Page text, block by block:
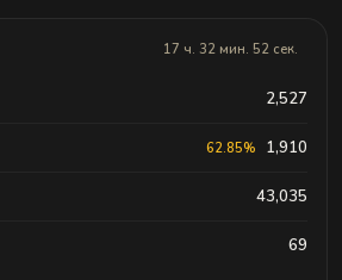
17 ч. 32 мин. 52 сек.
2,527
62.85% 1,910
43,035
69